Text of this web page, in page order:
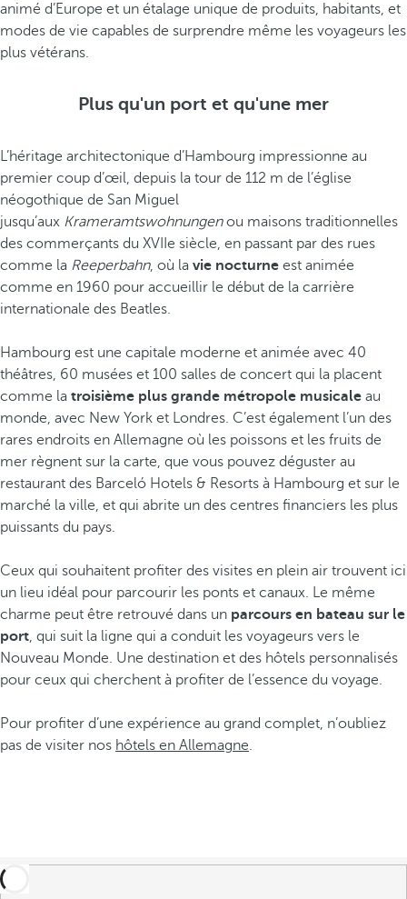
animé d’Europe et un étalage unique de produits, habitants, et
modes de vie capables de surprendre même les voyageurs les
plus vétérans.
Plus qu'un port et qu'une mer
L’héritage architectonique d’Hambourg impressionne au
premier coup d’œil, depuis la tour de 112 m de l’église
néogothique de San Miguel
jusqu’aux Krameramtswohnungenou maisons traditionnelles
des commerçants du XVIIe siècle, en passant par des rues
comme la Reeperbahn, où la vie nocturne est animée
comme en 1960 pour accueillir le début de la carrière
internationale des Beatles.
Hambourg est une capitale moderne et animée avec 40
théâtres, 60 musées et 100 salles de concert qui la placent
comme la troisième plus grande métropole musicale au
monde, avec New York et Londres. C’est également l’un des
rares endroits en Allemagne où les poissons et les fruits de
mer règnent sur la carte, que vous pouvez déguster au
restaurant des Barceló Hotels & Resorts à Hambourg et sur le
marché la ville, et qui abrite un des centres financiers les plus
puissants du pays.
Ceux qui souhaitent profiter des visites en plein air trouvent ici
un lieu idéal pour parcourir les ponts et canaux. Le même
charme peut être retrouvé dans un parcours en bateau sur le
port, qui suit la ligne qui a conduit les voyageurs vers le
Nouveau Monde. Une destination et des hôtels personnalisés
pour ceux qui cherchent à profiter de l’essence du voyage.
Pour profiter d’une expérience au grand complet, n’oubliez
pas de visiter nos hôtels en Allemagne.